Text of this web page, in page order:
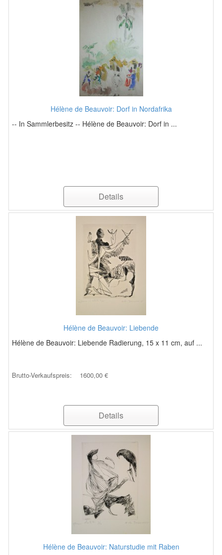
Hélène de Beauvoir: Dorf in Nordafrika
-- In Sammlerbesitz -- Hélène de Beauvoir: Dorf in ...
Details
Hélène de Beauvoir: Liebende
Hélène de Beauvoir: Liebende Radierung, 15 x 11 cm, auf ...
Brutto-Verkaufspreis: 1600,00 €
Details
Hélène de Beauvoir: Naturstudie mit Raben